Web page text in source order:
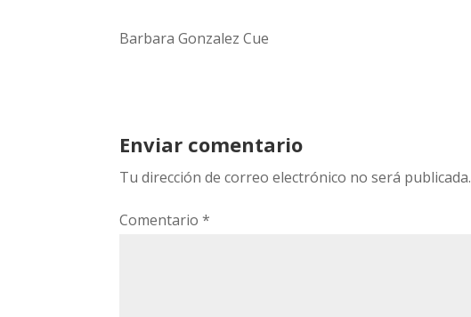
Barbara Gonzalez Cue
Enviar comentario
Tu dirección de correo electrónico no será publicada.
Comentario*